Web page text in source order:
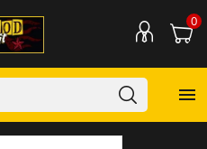
0
